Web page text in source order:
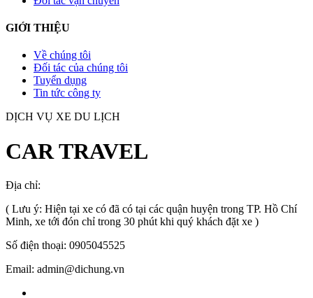
GIỚI THIỆU
Về chúng tôi
Đối tác của chúng tôi
Tuyển dụng
Tin tức công ty
DỊCH VỤ XE DU LỊCH
CAR TRAVEL
Địa chỉ:
( Lưu ý: Hiện tại xe có đã có tại các quận huyện trong TP. Hồ Chí
Minh, xe tới đón chỉ trong 30 phút khi quý khách đặt xe )
Số điện thoại: 0905045525
Email: admin@dichung.vn